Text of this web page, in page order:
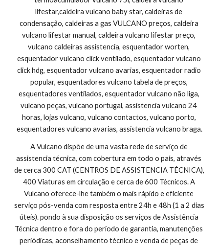
lifestar,caldeira vulcano baby star, caldeiras de
condensação, caldeiras a gas VULCANO preços, caldeira
vulcano lifestar manual, caldeira vulcano lifestar preço,
vulcano caldeiras assistencia, esquentador worten,
esquentador vulcano click ventilado, esquentador vulcano
click hdg, esquentador vulcano avarias, esquentador radio
popular, esquentadores vulcano tabela de preços,
esquentadores ventilados, esquentador vulcano não liga,
vulcano peças, vulcano portugal, assistencia vulcano 24
horas, lojas vulcano, vulcano contactos, vulcano porto,
esquentadores vulcano avarias, assistencia vulcano braga.
A Vulcano dispõe de uma vasta rede de serviço de
assistencia técnica, com cobertura em todo o país, através
de cerca 300 CAT (CENTROS DE ASSISTENCIA TÉCNICA),
400 Viaturas em circulação e cerca de 600 Técnicos. A
Vulcano oferece-lhe também o mais rápido e eficiente
serviço pós-venda com resposta entre 24h e 48h (1 a 2 dias
úteis). pondo à sua disposição os serviços de Assistência
Técnica dentro e fora do período de garantia, manutenções
periódicas, aconselhamento técnico e venda de peças de